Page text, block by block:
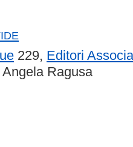
229, Editori
Angela Ragusa